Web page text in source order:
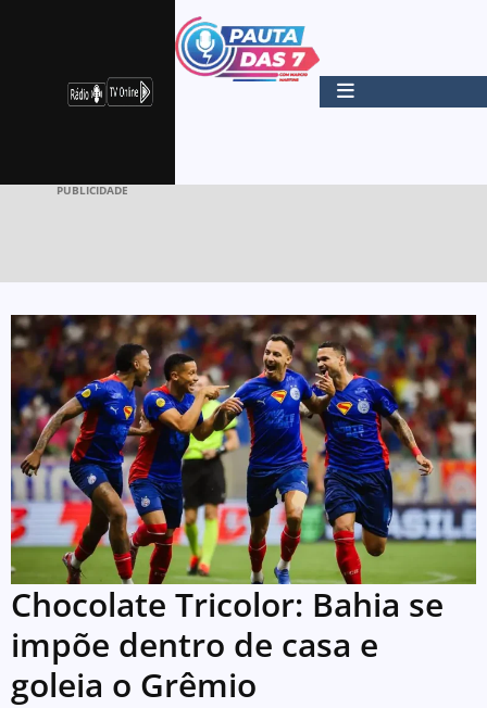
PUBLICIDADE
Chocolate Tricolor: Bahia se
impõe dentro de casa e
goleia o Grêmio